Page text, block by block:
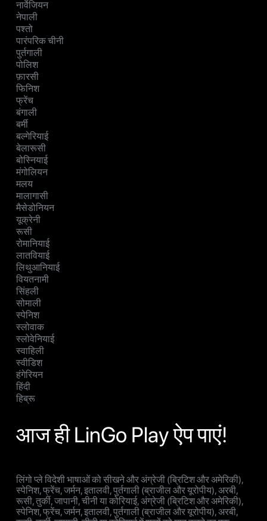
नार्वेजियन
नेपाली
पश्तो
पारंपरिक चीनी
पुर्तगाली
पोलिश
फ़ारसी
फिनिश
फ्रेंच
बंगाली
बर्मी
बल्गेरियाई
बेलारूसी
बोस्नियाई
मंगोलियन
मलय
मालागासी
मैसेडोनियन
यूक्रेनी
रूसी
रोमानियाई
लातवियाई
लिथुआनियाई
वियतनामी
सिंहली
सोमाली
स्पेनिश
स्लोवाक
स्लोवेनियाई
स्वाहिली
स्वीडिश
हंगेरियन
हिंदी
हिब्रू
आज ही LinGo Play ऐप पाएं!
लिंगो प्ले विदेशी भाषाओं को सीखने और अंग्रेजी (ब्रिटिश और अमेरिकी),
स्पेनिश, फ्रेंच, जर्मन, इतालवी, पुर्तगाली (ब्राजील और यूरोपीय), अरबी,
रूसी, तुर्की, जापानी, चीनी या कोरियाई, अंग्रेजी (ब्रिटिश और अमेरिकी),
स्पेनिश, फ्रेंच, जर्मन, इतालवी, पुर्तगाली (ब्राजील और यूरोपीय), अरबी,